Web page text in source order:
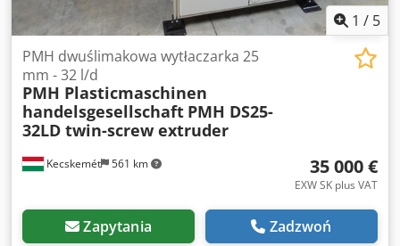
1 / 5
Kecskemét 561 km
PMH dwuślimakowa wytłaczarka 25
mm - 32 l/d
PMH Plasticmaschinen
handelsgesellschaft PMH DS25-
32LD twin-screw extruder
35 000 €
EXW SK plus VAT
Zapytania Zadzwoń